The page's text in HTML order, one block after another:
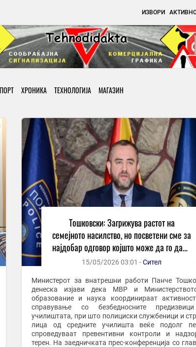
ИЗВОРИ
ХРОНИКА ТЕХНОЛОГИЈА МАГАЗИН
Тошковски: Загрижува растот на
семејното насилство, но посветени сме за
најдобар одговор којшто може да го даде
МВР
15/05/2026 03:01 -Сител
Министерот за внатрешни работи Панче
денеска изјави дека МВР и
образование и наука координираат
справување со безбедносните
училиштата, при што полициски службеници и
лица од средните училишта веќе подолг
спроведуваат превентивни контроли и
терен. На заедничката прес-конференција со